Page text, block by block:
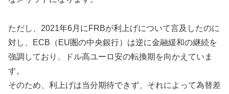
ただし、2021年6月にFRBが利上げについて言及したのに
対し、ECB（EU圏の中央銀行）は逆に金融緩和の継続を
強調しており、ドル高ユーロ安の転換期を向かえていま
す。
そのため、利上げは当分期待できず、それによって為替差